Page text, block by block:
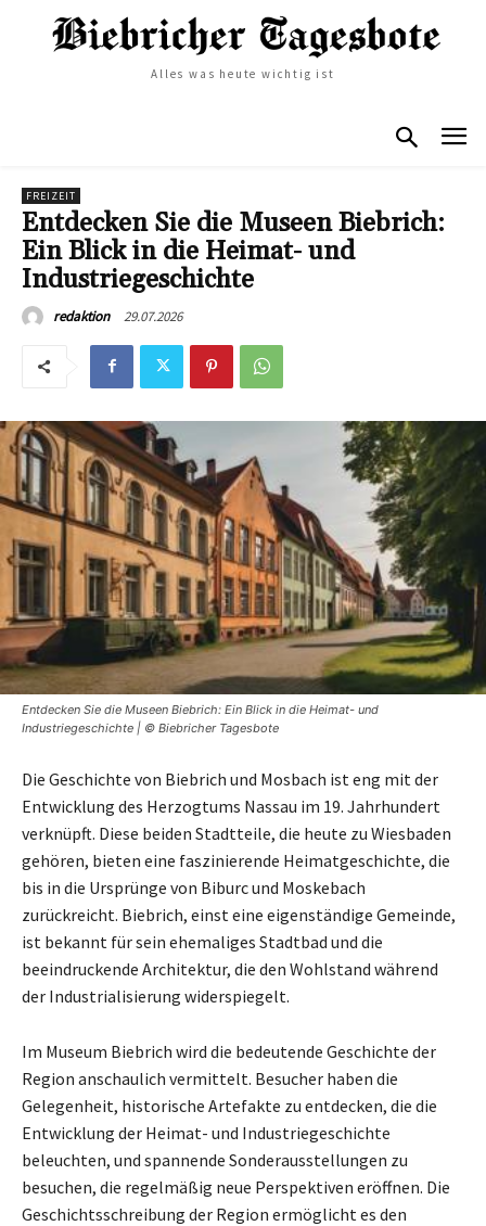
Alles was heute wichtig ist
FREIZEIT
Entdecken Sie die Museen Biebrich:
Ein Blick in die Heimat- und
Industriegeschichte
redaktion 29.07.2026
Entdecken Sie die Museen Biebrich: Ein Blick in die Heimat- und
Industriegeschichte | © Biebricher Tagesbote
Die Geschichte von Biebrich und Mosbach ist eng mit der
Entwicklung des Herzogtums Nassau im 19. Jahrhundert
verknüpft. Diese beiden Stadtteile, die heute zu Wiesbaden
gehören, bieten eine faszinierende Heimatgeschichte, die
bis in die Ursprünge von Biburc und Moskebach
zurückreicht. Biebrich, einst eine eigenständige Gemeinde,
ist bekannt für sein ehemaliges Stadtbad und die
beeindruckende Architektur, die den Wohlstand während
der Industrialisierung widerspiegelt.
Im Museum Biebrich wird die bedeutende Geschichte der
Region anschaulich vermittelt. Besucher haben die
Gelegenheit, historische Artefakte zu entdecken, die die
Entwicklung der Heimat- und Industriegeschichte
beleuchten, und spannende Sonderausstellungen zu
besuchen, die regelmäßig neue Perspektiven eröffnen. Die
Geschichtsschreibung der Region ermöglicht es den